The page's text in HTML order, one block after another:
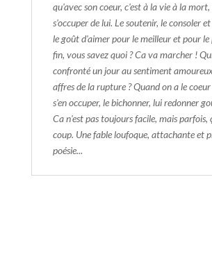
qu'avec son coeur, c'est à la vie à la
s'occuper de lui. Le soutenir, le consoler
le goût d'aimer pour le meilleur et pour le
fin, vous savez quoi ? Ca va marcher !
confronté un jour au sentiment
affres de la rupture ? Quand on a le
s'en occuper, le bichonner, lui redonner
Ca n'est pas toujours facile, mais parfois,
coup. Une fable loufoque, attachante et
poésie...